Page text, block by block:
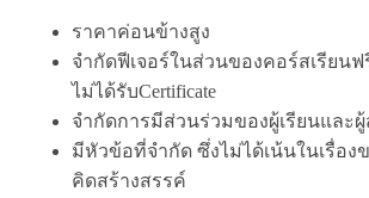
ราคาค่อนข้างสูง
จำกัดฟีเจอร์ในส่วนของคอร์สเรียนฟ
ไม่ได้รับCertificate
จำกัดการมีส่วนร่วมของผู้เรียนและ
มีหัวข้อที่จำกัด ซึ่งไม่ได้เน้นในเรื่อง
คิดสร้างสรรค์